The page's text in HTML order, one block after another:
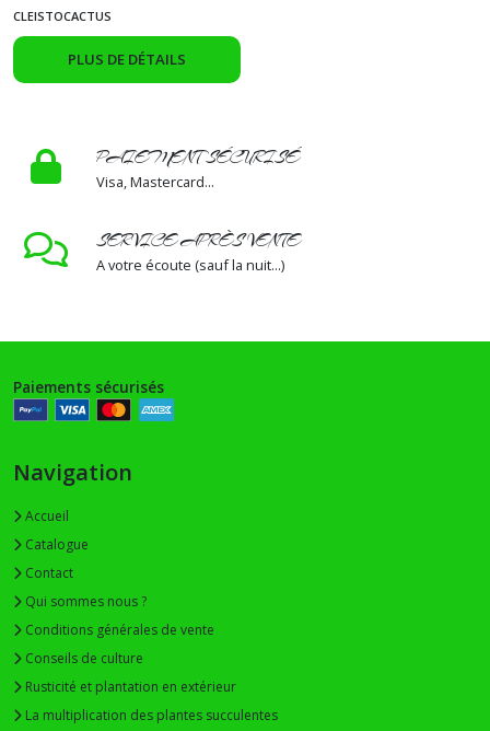
CLEISTOCACTUS
PLUS DE DÉTAILS
PAIEMENT SÉCURISÉ
Visa, Mastercard...
SERVICE APRÈS VENTE
A votre écoute (sauf la nuit...)
Opuntia
(4)
Lobivia
Acanthocalycium
(2)
(2)
(4)
Stenocereus
(1)
Paiements sécurisés
Navigation
Accueil
Catalogue
Contact
Qui sommes nous ?
Conditions générales de vente
Conseils de culture
Rusticité et plantation en extérieur
La multiplication des plantes succulentes